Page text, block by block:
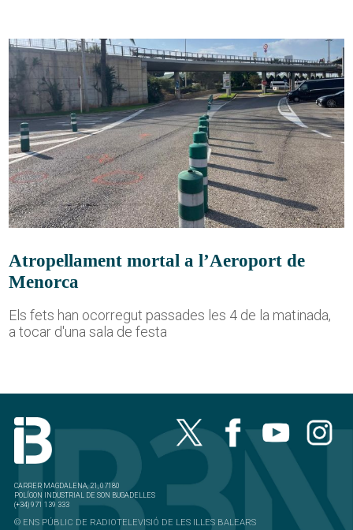
Atropellament mortal a l’Aeroport de
Menorca
Els fets han ocorregut passades les 4 de la matinada,
a tocar d'una sala de festa
CARRER MAGDALENA, 21, 07180
POLÍGON INDUSTRIAL DE SON BUGADELLES
(+34) 971 139 333
© ENS PÚBLIC DE RADIOTELEVISIÓ DE LES ILLES BALEARS